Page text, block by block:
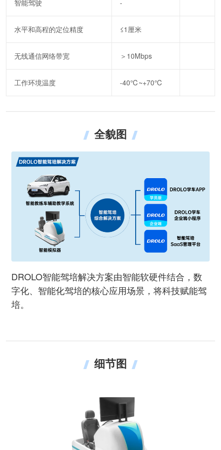
智能驾驶 -
水平和高程的定位精度 ≤1厘米
无线通信网络带宽 ＞10Mbps
工作环境温度 -40℃~+70℃
全貌图
DROLO智能驾培解决方案由智能软硬件结合，数
字化、智能化驾培的核心应用场景，将科技赋能驾
培。
细节图